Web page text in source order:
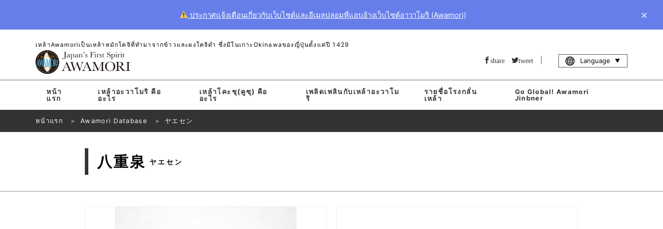
ประกาศแจ้งเตือนเกี่ยวกับเว็บไซต์และอีเมลปลอมที่แอบอ้างเว็บไซต์อาวาโมริ (Awamori) ×
เหล้าAwamoriเป็นเหล้าหมักโคจิที่ทำมาจากข้าวและผงโคจิดำ ซึ่งมีในเกาะOkinawaของญี่ปุ่นตั้งแต่ปี 1429
share tweet Language
หน้า
แรก
เหล้าอะวาโมริ คือ
อะไร
เหล้าโคะชุ(คูซุ) คือ
อะไร
เพลิดเพลินกับเหล้าอะวาโม
ริ
รายชื่อโรงกลั่น
เหล้า
Go Global! Awamori
Jinbner
หน้าแรก Awamori Database ヤエセン
八重泉 ヤエセン